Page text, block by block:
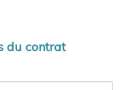
du contrat